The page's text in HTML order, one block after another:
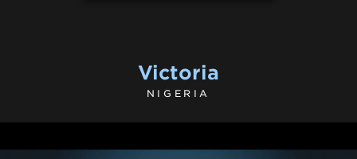
Victoria
NIGERIA